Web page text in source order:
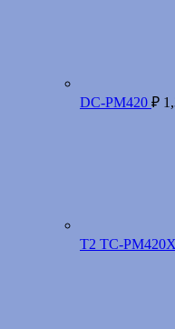
DC-PM420 ₽
T2 TC-